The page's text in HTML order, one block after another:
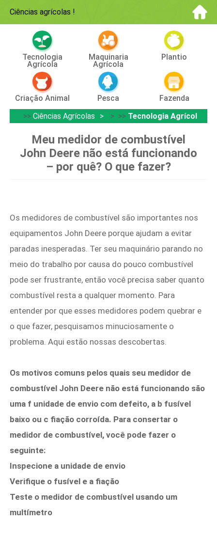
Ciências agrícolas !
Tecnologia
Agrícola
Maquinaria
Agrícola
Plantio
Criação Animal Pesca
Fazenda
>> Ciências Agrícolas > >> Tecnologia Agrícola
Meu medidor de combustível
John Deere não está funcionando
– por quê? O que fazer?
Os medidores de combustível são importantes nos
equipamentos John Deere porque ajudam a evitar
paradas inesperadas. Ter seu maquinário parando no
meio do trabalho por causa do pouco combustível
pode ser frustrante, então você precisa saber quanto
combustível resta a qualquer momento. Para
entender por que esses medidores podem quebrar e
o que fazer, pesquisamos minuciosamente o
problema. Aqui estão nossas descobertas.
Os motivos comuns pelos quais seu medidor de
combustível John Deere não está funcionando são
uma f unidade de envio com defeito, a b fusível
baixo ou c fiação corroída. Para consertar o
medidor de combustível, você pode fazer o
seguinte:
Inspecione a unidade de envio
Verifique o fusível e a fiação
Teste o medidor de combustível usando um
multímetro